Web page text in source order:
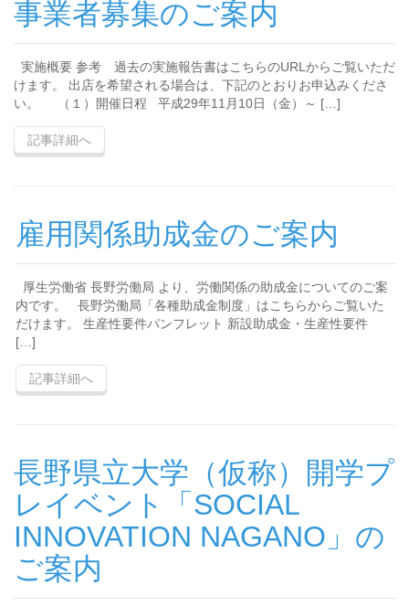
事業者募集のご案内
実施概要 参考 過去の実施報告書はこちらのURLからご覧いただ
けます。 出店を希望される場合は、下記のとおりお申込みくださ
い。 （１）開催日程 平成29年11月10日（金）～ […]
記事詳細へ
雇用関係助成金のご案内
厚生労働省 長野労働局 より、労働関係の助成金についてのご案
内です。 長野労働局「各種助成金制度」はこちらからご覧いた
だけます。 生産性要件パンフレット 新設助成金・生産性要件
[…]
記事詳細へ
長野県立大学（仮称）開学プ
レイベント「SOCIAL
INNOVATION NAGANO」の
ご案内